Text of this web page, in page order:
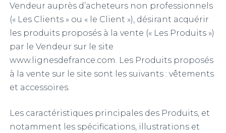
Vendeur auprès d’acheteurs non professionnels
(« Les Clients » ou « le Client »), désirant acquérir
les produits proposés à la vente (« Les Produits »)
par le Vendeur sur le site
www.lignesdefrance.com. Les Produits proposés
à la vente sur le site sont les suivants : vêtements
et accessoires.
Les caractéristiques principales des Produits, et
notamment les spécifications, illustrations et